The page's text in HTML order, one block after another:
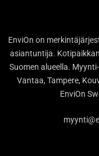
EnviOn on
asiantuntija.
Suomen alueella.
Vantaa, Tampere,
EnviOn